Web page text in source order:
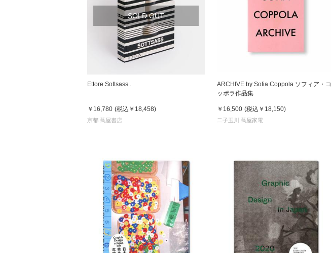
SOLD OUT
Ettore Sottsass .
￥16,780 (税込 ￥18,458)
京都 蔦屋書店
ARCHIVE by Sofia Coppola ソフィア・コ
ッポラ作品集
￥16,500 (税込 ￥18,150)
二子玉川 蔦屋家電